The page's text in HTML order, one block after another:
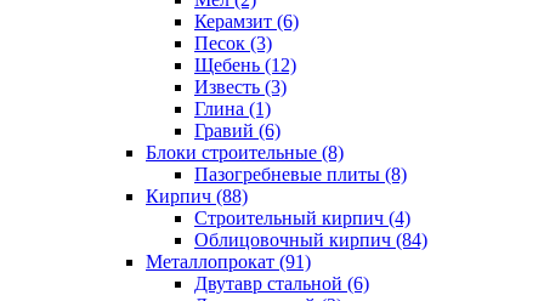
Керамзит (6)
Песок (3)
Щебень (12)
Известь (3)
Глина (1)
Гравий (6)
Блоки строительные (8)
Пазогребневые плиты (8)
Кирпич (88)
Строительный кирпич (4)
Облицовочный кирпич (84)
Металлопрокат (91)
Двутавр стальной (6)